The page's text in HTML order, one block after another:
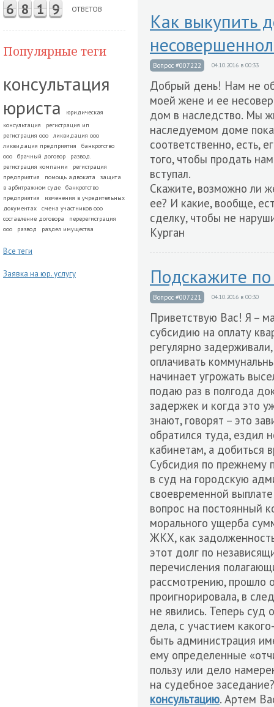
6 8 1 9 ОТВЕТОВ
Популярные теги
консультация
юриста
юридическая
консультация
регистрация ип
регистрация ооо
ликвидация ооо
ликвидация предприятия
банкротство
ооо
брачный договор
развод.
регистрация компании
регистрация
предприятия
помощь адвоката
защита
в арбитражном суде
банкротство
предприятия
изменения в учредительных
документах
смена участников ооо
составление договора
перерегистрация
ооо
развод раздел имущества
Все теги
Заявка на юр. услугу
Как выкупить
Вопрос #007222 04.10.2016 в 00:33
Добрый день! Нам не
моей жене и ее
дом в наследство. Мы
наследуемом доме
соответственно, есть,
того, чтобы продать
вступал.
Скажите, возможно ли
ее? И какие, вообще,
сделку, чтобы не
Курган
Подскажите
Вопрос #007221 04.10.2016 в 00:30
Приветствую Вас! Я –
субсидию на оплату
регулярно
оплачивать
начинает угрожать
подаю раз в полгода
задержек и когда это
знают, говорят – это
обратился туда, ездил
кабинетам, а добиться
Субсидия по прежнему
в суд на городскую
своевременной
вопрос на постоянный
морального ущерба
ЖКХ, как
этот долг по
перечисления
рассмотрению, прошло
проигнорировала, в
не явились. Теперь суд
дела, с участием
быть администрация
ему определенные
пользу или дело
на судебное
консультацию. Артем